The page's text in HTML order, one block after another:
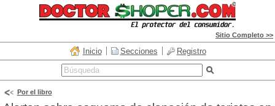
Sitio Completo >>
Inicio Secciones Registro
Por el libro